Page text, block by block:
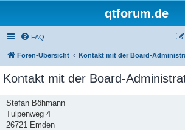
qtforum.de
FAQ
Foren-Übersicht Kontakt mit der Board-
Kontakt mit der Board-
Stefan Böhmann
Tulpenweg 4
26721 Emden